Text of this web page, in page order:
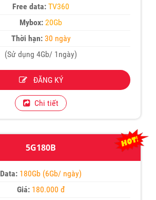
Free data: TV360
Mybox: 20Gb
Thời hạn:30 ngày
(Sử dụng 4Gb/ 1ngày)
ĐĂNG KÝ
Chi tiết
5G180B
Data: 180Gb (6Gb/ ngày)
Giá: 180.000 đ